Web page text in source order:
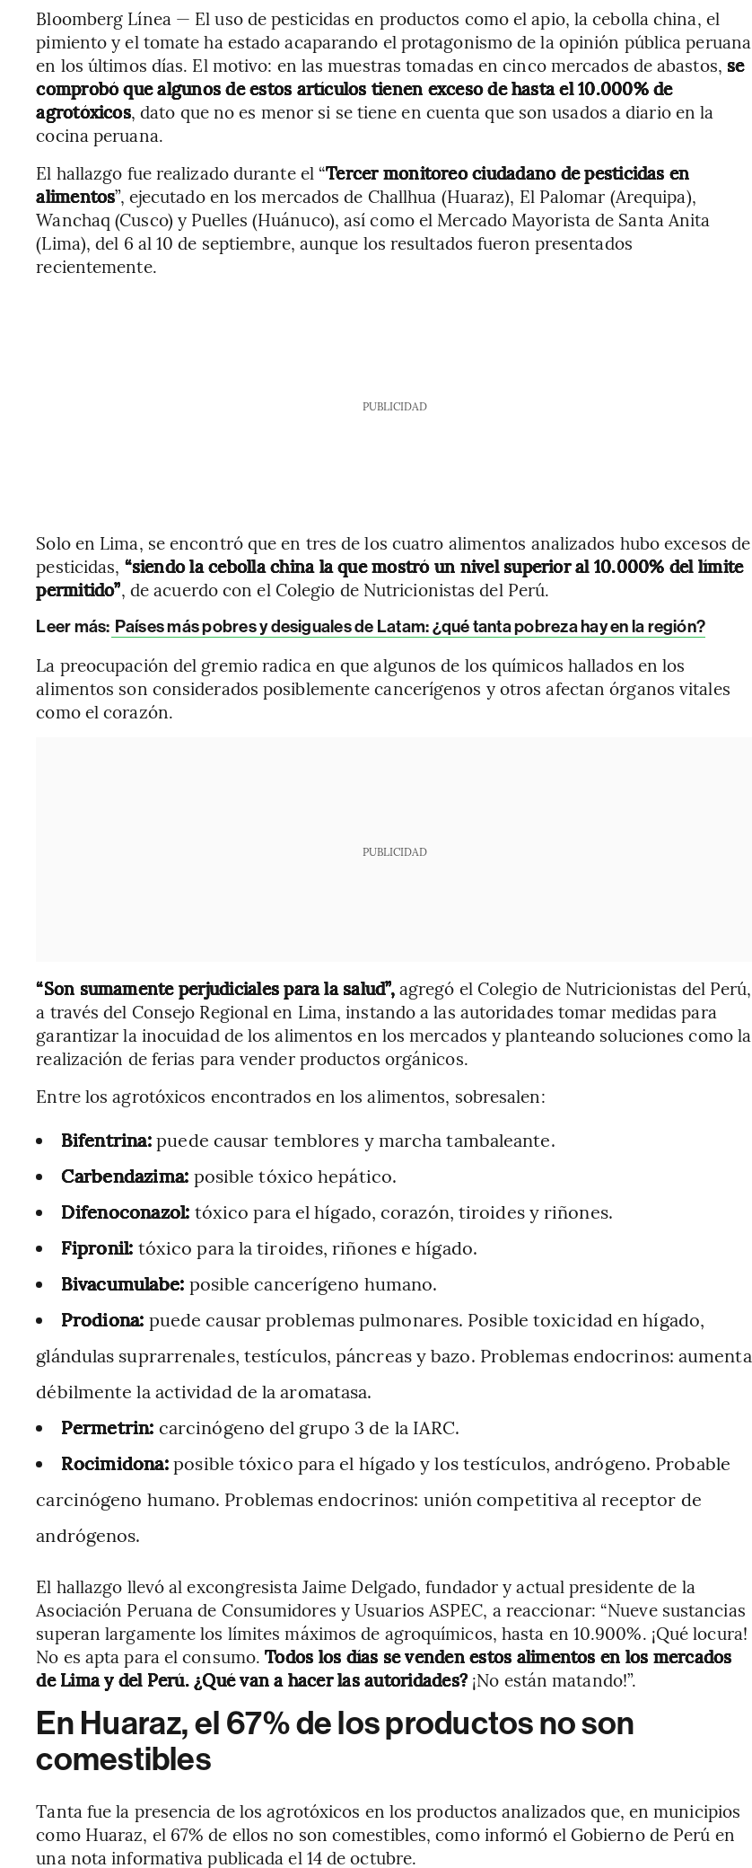
Bloomberg Línea — El uso de pesticidas en productos como el apio, la cebolla china, el
pimiento y el tomate ha estado acaparando el protagonismo de la opinión pública peruana
en los últimos días. El motivo: en las muestras tomadas en cinco mercados de abastos, se
comprobó que algunos de estos artículos tienen exceso de hasta el 10.000% de
agrotóxicos, dato que no es menor si se tiene en cuenta que son usados a diario en la
cocina peruana.
El hallazgo fue realizado durante el “Tercer monitoreo ciudadano de pesticidas en
alimentos”, ejecutado en los mercados de Challhua (Huaraz), El Palomar (Arequipa),
Wanchaq (Cusco) y Puelles (Huánuco), así como el Mercado Mayorista de Santa Anita
(Lima), del 6 al 10 de septiembre, aunque los resultados fueron presentados
recientemente.
PUBLICIDAD
Solo en Lima, se encontró que en tres de los cuatro alimentos analizados hubo excesos de
pesticidas, “siendo la cebolla china la que mostró un nivel superior al 10.000% del límite
permitido”, de acuerdo con el Colegio de Nutricionistas del Perú.
Leer más: Países más pobres y desiguales de Latam: ¿qué tanta pobreza hay en la región?
La preocupación del gremio radica en que algunos de los químicos hallados en los
alimentos son considerados posiblemente cancerígenos y otros afectan órganos vitales
como el corazón.
PUBLICIDAD
“Son sumamente perjudiciales para la salud”,agregó el Colegio de Nutricionistas del Perú,
a través del Consejo Regional en Lima, instando a las autoridades tomar medidas para
garantizar la inocuidad de los alimentos en los mercados y planteando soluciones como la
realización de ferias para vender productos orgánicos.
Entre los agrotóxicos encontrados en los alimentos, sobresalen:
Bifentrina:puede causar temblores y marcha tambaleante.
Carbendazima: posible tóxico hepático.
Difenoconazol: tóxico para el hígado, corazón, tiroides y riñones.
Fipronil: tóxico para la tiroides, riñones e hígado.
Bivacumulabe: posible cancerígeno humano.
Prodiona: puede causar problemas pulmonares. Posible toxicidad en hígado,
glándulas suprarrenales, testículos, páncreas y bazo. Problemas endocrinos: aumenta
débilmente la actividad de la aromatasa.
Permetrin: carcinógeno del grupo 3 de la IARC.
Rocimidona:posible tóxico para el hígado y los testículos, andrógeno. Probable
carcinógeno humano. Problemas endocrinos: unión competitiva al receptor de
andrógenos.
El hallazgo llevó al excongresista Jaime Delgado, fundador y actual presidente de la
Asociación Peruana de Consumidores y Usuarios ASPEC, a reaccionar: “Nueve sustancias
superan largamente los límites máximos de agroquímicos, hasta en 10.900%. ¡Qué locura!
No es apta para el consumo.Todos los días se venden estos alimentos en los mercados
de Lima y del Perú. ¿Qué van a hacer las autoridades?¡No están matando!”.
En Huaraz, el 67% de los productos no son
comestibles
Tanta fue la presencia de los agrotóxicos en los productos analizados que, en municipios
como Huaraz, el 67% de ellos no son comestibles, como informó el Gobierno de Perú en
una nota informativa publicada el 14 de octubre.